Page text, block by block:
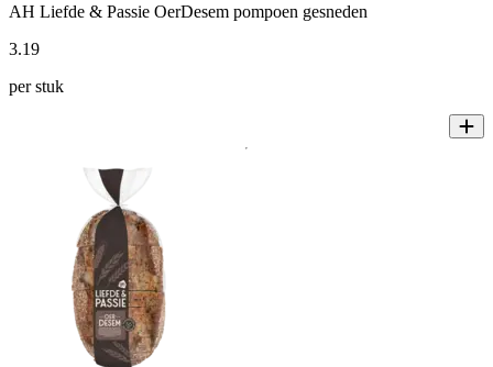
AH Liefde & Passie OerDesem pompoen gesneden
3.19
per stuk